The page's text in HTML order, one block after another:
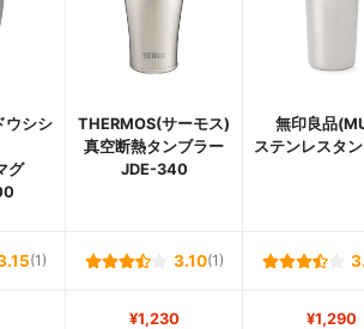
ウシシ
グ
THERMOS(サーモス)
真空断熱タンブラー
JDE-340
無印良品
ステンレスタ
(1) 3.10(1)
¥1,230 ¥1,290